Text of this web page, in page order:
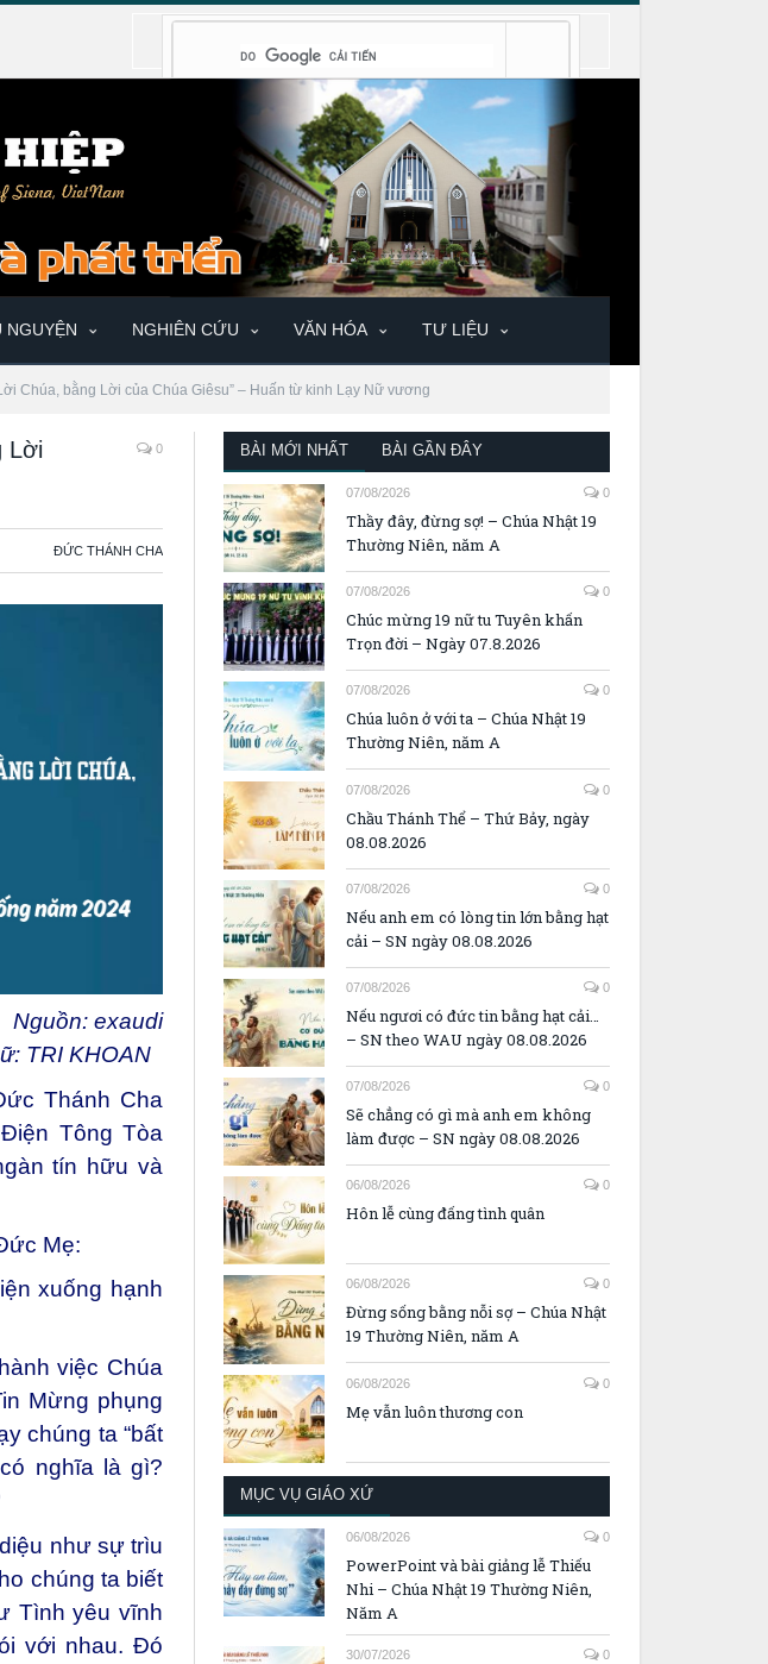
NGUYỆN NGHIÊN CỨU VĂN HÓA TƯ LIỆU
Chúa, bằng Lời của Chúa Giêsu” – Huấn từ kinh Lạy Nữ vương
Lời
0
ĐỨC THÁNH CHA
Nguồn: exaudi
TRI KHOAN
Thánh Cha
Tông Tòa
tín hữu và
Mẹ:
xuống hạnh
việc Chúa
Mừng phụng
chúng ta “bất
nghĩa là gì?
như sự trìu
chúng ta biết
Tình yêu vĩnh
với nhau. Đó
BÀI MỚI NHẤT BÀI GẦN ĐÂY
07/08/2026 0
Thầy đây, đừng sợ! – Chúa Nhật 19
Thường Niên, năm A
07/08/2026 0
Chúc mừng 19 nữ tu Tuyên khấn
Trọn đời – Ngày 07.8.2026
07/08/2026 0
Chúa luôn ở với ta – Chúa Nhật 19
Thường Niên, năm A
07/08/2026 0
Chầu Thánh Thể – Thứ Bảy, ngày
08.08.2026
07/08/2026 0
Nếu anh em có lòng tin lớn bằng hạt
cải – SN ngày 08.08.2026
07/08/2026 0
Nếu ngươi có đức tin bằng hạt cải…
– SN theo WAU ngày 08.08.2026
07/08/2026 0
Sẽ chẳng có gì mà anh em không
làm được – SN ngày 08.08.2026
06/08/2026 0
Hôn lễ cùng đấng tình quân
06/08/2026 0
Đừng sống bằng nỗi sợ – Chúa Nhật
19 Thường Niên, năm A
06/08/2026 0
Mẹ vẫn luôn thương con
MỤC VỤ GIÁO XỨ
06/08/2026 0
PowerPoint và bài giảng lễ Thiếu
Nhi – Chúa Nhật 19 Thường Niên,
Năm A
30/07/2026 0